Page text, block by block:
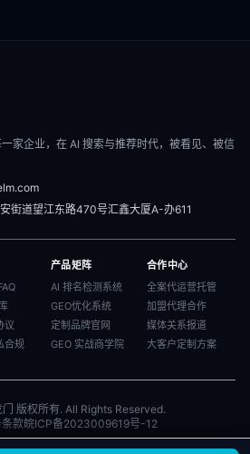
家企业，在 AI 搜索与推荐时代，被看见、被信
街道望江东路470号汇鑫大厦A-办611
议
合规
产品矩阵
AI 排名检测系统
GEO优化系统
定制品牌官网
GEO 实战商学院
合作中心
全案代运营托管
加盟代理合作
媒体关系报道
大客户定制方案
版权所有. All Rights Reserved.
款皖ICP备2023009619号-12